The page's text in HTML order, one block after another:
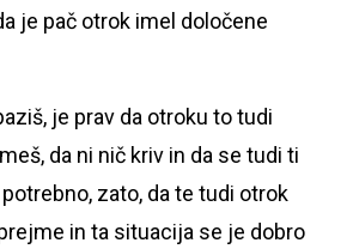
je pač otrok imel določene
je prav da otroku to tudi
da ni nič kriv in da se tudi ti
zato, da te tudi otrok
in ta situacija se je dobro